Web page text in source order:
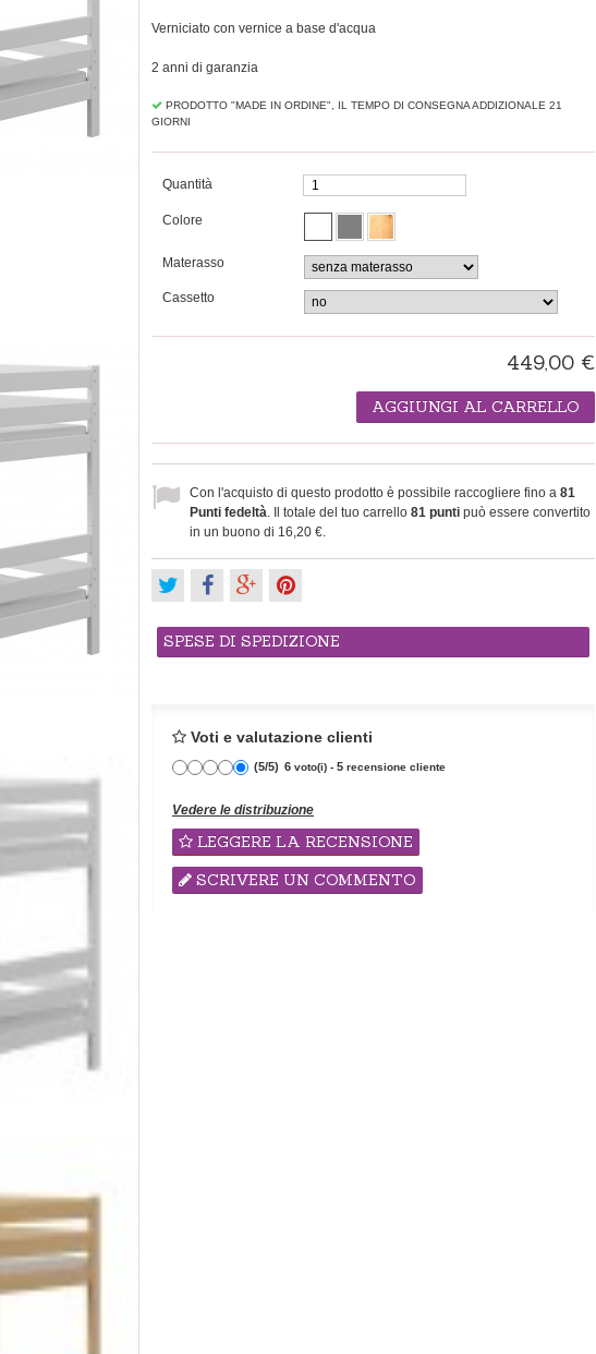
Verniciato con vernice a base d'acqua
2 anni di garanzia
PRODOTTO "MADE IN ORDINE", IL TEMPO DI CONSEGNA ADDIZIONALE 21
GIORNI
Quantità
Colore
Materasso
Cassetto
449,00 €
AGGIUNGI AL CARRELLO
Con l'acquisto di questo prodotto è possibile raccogliere fino a 81
Punti fedeltà. Il totale del tuo carrello 81 punti può essere convertito
in un buono di 16,20 €.
SPESE DI SPEDIZIONE
Voti e valutazione clienti
(5/5) 6 voto(i) - 5 recensione cliente
Vedere le distribuzione
LEGGERE LA RECENSIONE
SCRIVERE UN COMMENTO